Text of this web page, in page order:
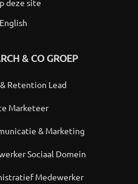
deze site
& CO GROEP
Retention Lead
Marketeer
& Marketing
Sociaal Domein
Medewerker